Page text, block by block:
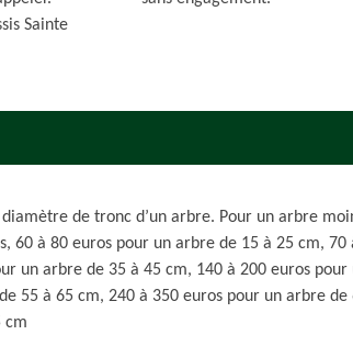
Sainte
de tronc d’un arbre. Pour un arbre
60 à 80 euros pour un arbre de 15 à 25 cm, 70
un arbre de 35 à 45 cm, 140 à 200 euros
55 à 65 cm, 240 à 350 euros pour un arbre de
cm